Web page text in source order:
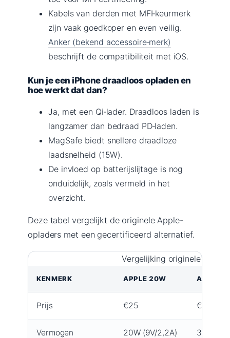
Kabels van derden met MFI‑keurmerk
zijn vaak goedkoper en even veilig.
Anker (bekend accessoire‑merk)
beschrijft de compatibiliteit met iOS.
Kun je een iPhone draadloos opladen en
hoe werkt dat dan?
Ja, met een Qi‑lader. Draadloos laden is
langzamer dan bedraad PD‑laden.
MagSafe biedt snellere draadloze
laadsnelheid (15W).
De invloed op batterijslijtage is nog
onduidelijk, zoals vermeld in het
overzicht.
Deze tabel vergelijkt de originele Apple-
opladers met een gecertificeerd alternatief.
Vergelijking originele en
KENMERK APPLE 20W APPLE
Prijs €25 €45
Vermogen 20W (9V/2,2A) 30W